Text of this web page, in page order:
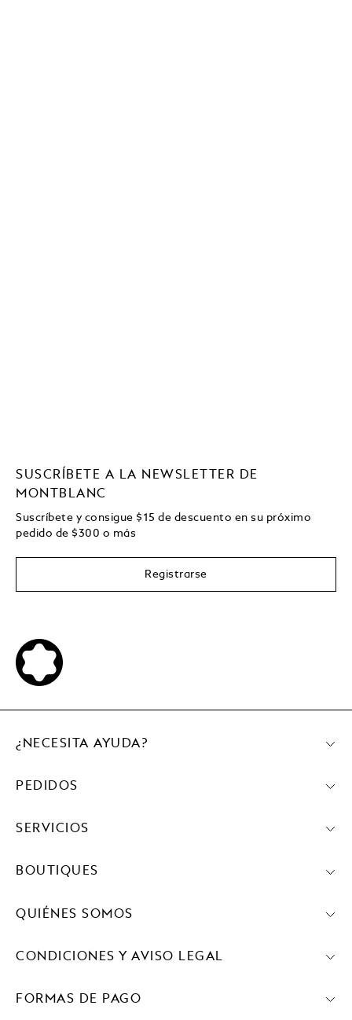
SUSCRÍBETE A LA NEWSLETTER DE
MONTBLANC
Suscríbete y consigue $15 de descuento en su próximo
pedido de $300 o más
Registrarse
FORMAS DE PAGO
¿NECESITA AYUDA?
PEDIDOS
SERVICIOS
BOUTIQUES
QUIÉNES SOMOS
CONDICIONES Y AVISO LEGAL